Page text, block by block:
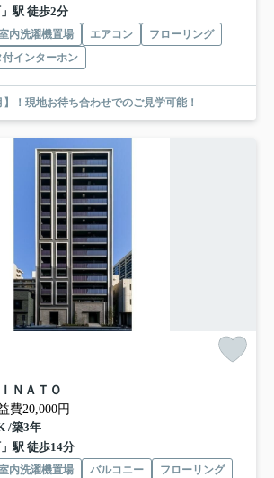
駅 徒歩2分
内洗濯機置場 エアコン
フローリング
インターホン
！現地お待ち合わせでのご見学可能！
ＮＡＴＯ
費20,000円
/築3年
駅 徒歩14分
内洗濯機置場 バルコニー
フローリング